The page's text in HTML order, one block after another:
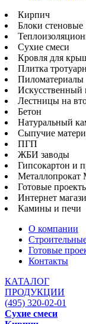
Кирпич
Блоки стеновые
Сухие смеси
Кровля для
Плитка
Пиломатериалы
Искусственный
Лестницы на
Бетон
Натуральный
Сыпучие
ПГП
ЖБИ заводы
Гипсокартон и
Металлопрокат
Готовые
Интернет
Камины и печи
О компании
Готовые
Контакты
КАТАЛОГ
ПРОДУКЦИИ
(495) 320-02-01
Сухие смеси